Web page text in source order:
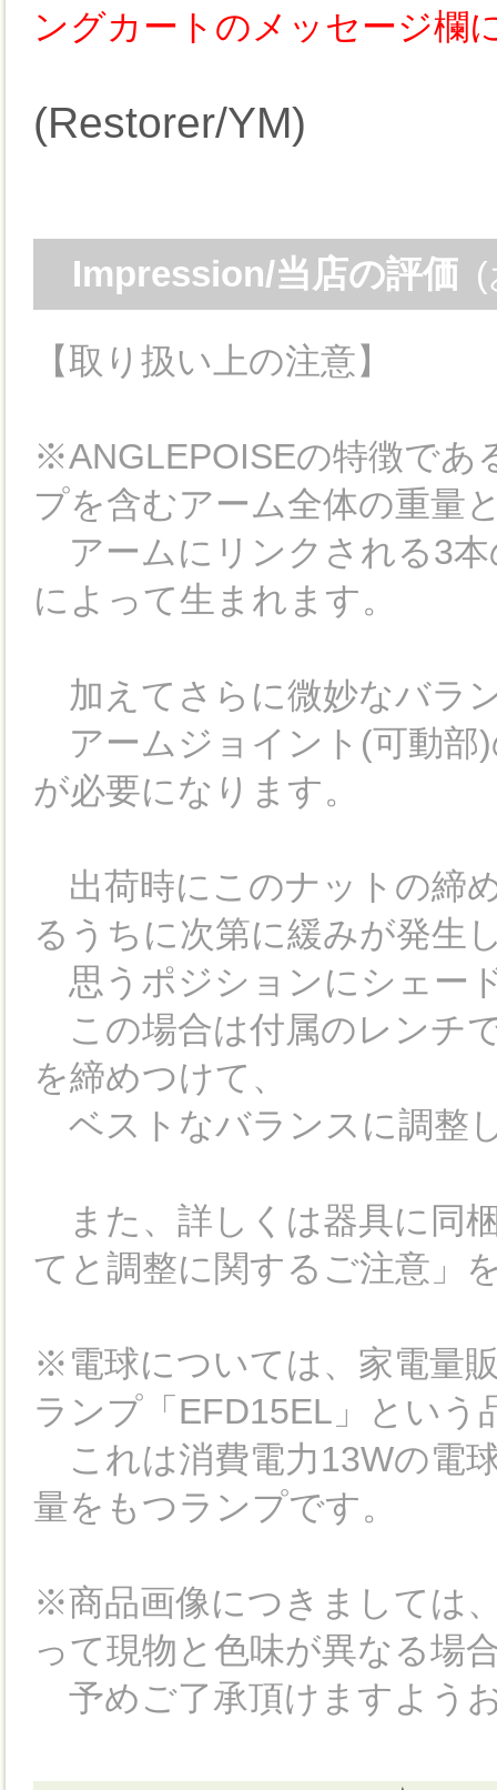
ングカートのメッセージ欄
(Restorer/YM)
Impression/当店の評価
【取り扱い上の注意】
※ANGLEPOISEの特徴であ
プを含むアーム全体の重量
アームにリンクされる3
によって生まれます。
加えてさらに微妙なバラ
アームジョイント(可動部
が必要になります。
出荷時にこのナットの締
るうちに次第に緩みが発生
思うポジションにシェー
この場合は付属のレンチ
を締めつけて、
ベストなバランスに調整
また、詳しくは器具に同
てと調整に関するご注意」
※電球については、家電量
ランプ「EFD15EL」とい
これは消費電力13Wの電
量をもつランプです。
※商品画像につきましては
って現物と色味が異なる場
予めご了承頂けますよう